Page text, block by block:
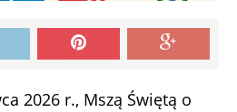
2026 r., Mszą Świętą o